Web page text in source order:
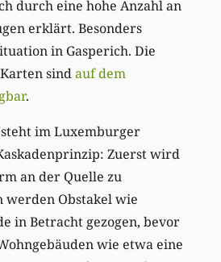
durch eine hohe Anzahl an
erklärt. Besonders
in Gasperich. Die
sindauf dem
.
im Luxemburger
Zuerst wird
an der Quelle zu
werden Obstakel wie
in Betracht gezogen, bevor
wie etwa eine